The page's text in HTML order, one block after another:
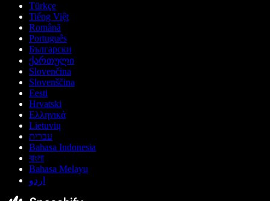
Türkçe
Tiếng Việt
Română
Português
Български
ქართული
Slovenčina
Slovenščina
Eesti
Hrvatski
Ελληνικά
Lietuvių
עברית
Bahasa Indonesia
বাংলা
Bahasa Melayu
اردو